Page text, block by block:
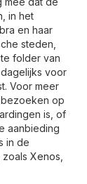
in het
en haar
steden,
folder van
voor
Voor meer
op
is, of
aanbieding
in de
Xenos